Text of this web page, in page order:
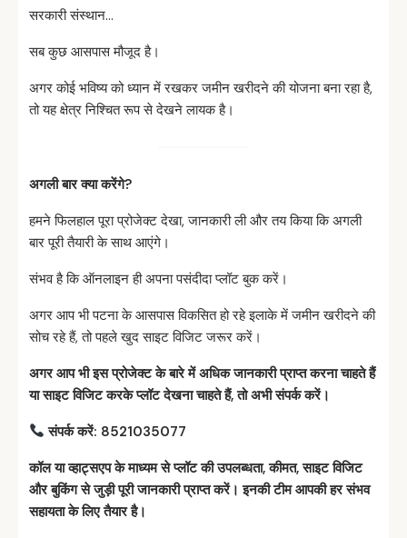
सरकारी संस्थान…
सब कुछ आसपास मौजूद है।
अगर कोई भविष्य को ध्यान में रखकर जमीन खरीदने की योजना बना रहा है,
तो यह क्षेत्र निश्चित रूप से देखने लायक है।
अगलीबारक्याकरेंगे?
हमने फिलहाल पूरा प्रोजेक्ट देखा, जानकारी ली और तय किया कि अगली
बार पूरी तैयारी के साथ आएंगे।
संभव है कि ऑनलाइन ही अपना पसंदीदा प्लॉट बुक करें।
अगर आप भी पटना के आसपास विकसित हो रहे इलाके में जमीन खरीदने की
सोच रहे हैं, तो पहले खुद साइट विजिट जरूर करें।
अगर आप भी इस प्रोजेक्ट के बारे में अधिक जानकारी प्राप्त करना चाहते हैं
या साइट विजिट करके प्लॉट देखना चाहते हैं, तो अभी संपर्क करें।
संपर्क करें: 8521035077
कॉल या व्हाट्सएप के माध्यम से प्लॉट की उपलब्धता, कीमत, साइट विजिट
और बुकिंग से जुड़ी पूरी जानकारी प्राप्त करें। इनकी टीम आपकी हर संभव
सहायता के लिए तैयार है।